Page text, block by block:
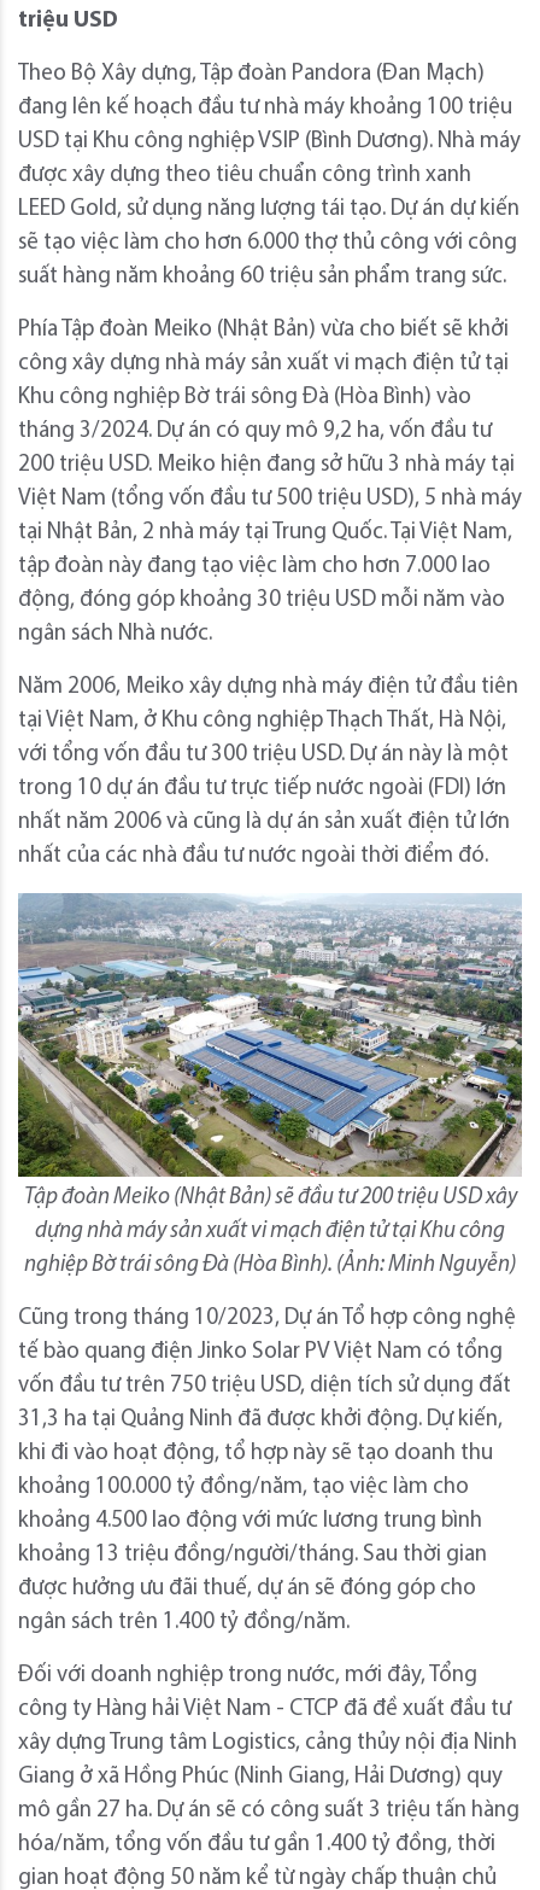
triệu USD
Theo Bộ Xây dựng, Tập đoàn Pandora (Đan Mạch)
đang lên kế hoạch đầu tư nhà máy khoảng 100 triệu
USD tại Khu công nghiệp VSIP (Bình Dương). Nhà máy
được xây dựng theo tiêu chuẩn công trình xanh
LEED Gold, sử dụng năng lượng tái tạo. Dự án dự kiến
sẽ tạo việc làm cho hơn 6.000 thợ thủ công với công
suất hàng năm khoảng 60 triệu sản phẩm trang sức.
Phía Tập đoàn Meiko (Nhật Bản) vừa cho biết sẽ khởi
công xây dựng nhà máy sản xuất vi mạch điện tử tại
Khu công nghiệp Bờ trái sông Đà (Hòa Bình) vào
tháng 3/2024. Dự án có quy mô 9,2 ha, vốn đầu tư
200 triệu USD. Meiko hiện đang sở hữu 3 nhà máy tại
Việt Nam (tổng vốn đầu tư 500 triệu USD), 5 nhà máy
tại Nhật Bản, 2 nhà máy tại Trung Quốc. Tại Việt Nam,
tập đoàn này đang tạo việc làm cho hơn 7.000 lao
động, đóng góp khoảng 30 triệu USD mỗi năm vào
ngân sách Nhà nước.
Năm 2006, Meiko xây dựng nhà máy điện tử đầu tiên
tại Việt Nam, ở Khu công nghiệp Thạch Thất, Hà Nội,
với tổng vốn đầu tư 300 triệu USD. Dự án này là một
trong 10 dự án đầu tư trực tiếp nước ngoài (FDI) lớn
nhất năm 2006 và cũng là dự án sản xuất điện tử lớn
nhất của các nhà đầu tư nước ngoài thời điểm đó.
Tập đoàn Meiko (Nhật Bản) sẽ đầu tư 200 triệu USD xây
dựng nhà máy sản xuất vi mạch điện tử tại Khu công
nghiệp Bờ trái sông Đà (Hòa Bình). (Ảnh: Minh Nguyễn)
Cũng trong tháng 10/2023, Dự án Tổ hợp công nghệ
tế bào quang điện Jinko Solar PV Việt Nam có tổng
vốn đầu tư trên 750 triệu USD, diện tích sử dụng đất
31,3 ha tại Quảng Ninh đã được khởi động. Dự kiến,
khi đi vào hoạt động, tổ hợp này sẽ tạo doanh thu
khoảng 100.000 tỷ đồng/năm, tạo việc làm cho
khoảng 4.500 lao động với mức lương trung bình
khoảng 13 triệu đồng/người/tháng. Sau thời gian
được hưởng ưu đãi thuế, dự án sẽ đóng góp cho
ngân sách trên 1.400 tỷ đồng/năm.
Đối với doanh nghiệp trong nước, mới đây, Tổng
công ty Hàng hải Việt Nam - CTCP đã đề xuất đầu tư
xây dựng Trung tâm Logistics, cảng thủy nội địa Ninh
Giang ở xã Hồng Phúc (Ninh Giang, Hải Dương) quy
mô gần 27 ha. Dự án sẽ có công suất 3 triệu tấn hàng
hóa/năm, tổng vốn đầu tư gần 1.400 tỷ đồng, thời
gian hoạt động 50 năm kể từ ngày chấp thuận chủ